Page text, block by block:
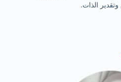
الذات.